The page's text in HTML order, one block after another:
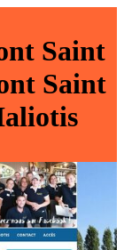
Saint
Saint